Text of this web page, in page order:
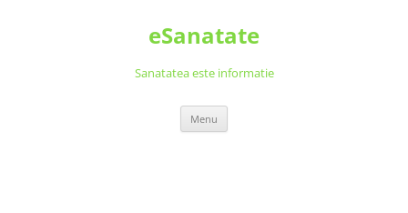
eSanatate
Sanatatea este informatie
Menu